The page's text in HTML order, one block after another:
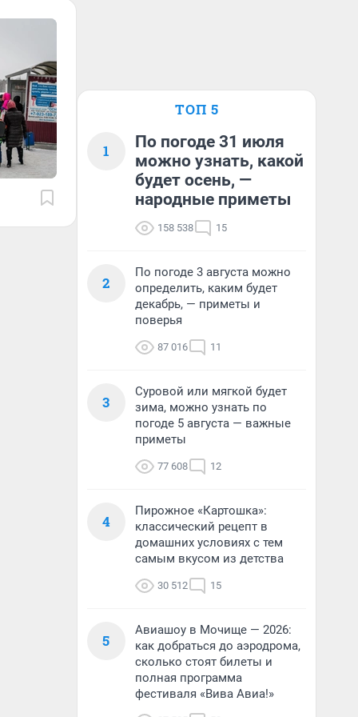
ТОП 5
1
По погоде 31 июля
можно узнать, какой
будет осень, —
народные приметы
158 538 15
2
По погоде 3 августа можно
определить, каким будет
декабрь, — приметы и
поверья
87 016 11
3
Суровой или мягкой будет
зима, можно узнать по
погоде 5 августа — важные
приметы
77 608 12
4
Пирожное «Картошка»:
классический рецепт в
домашних условиях с тем
самым вкусом из детства
30 512 15
5
Авиашоу в Мочище — 2026:
как добраться до аэродрома,
сколько стоят билеты и
полная программа
фестиваля «Вива Авиа!»